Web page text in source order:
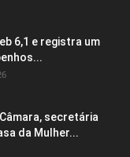
6,1 e registra um
secretária
da Mulher...